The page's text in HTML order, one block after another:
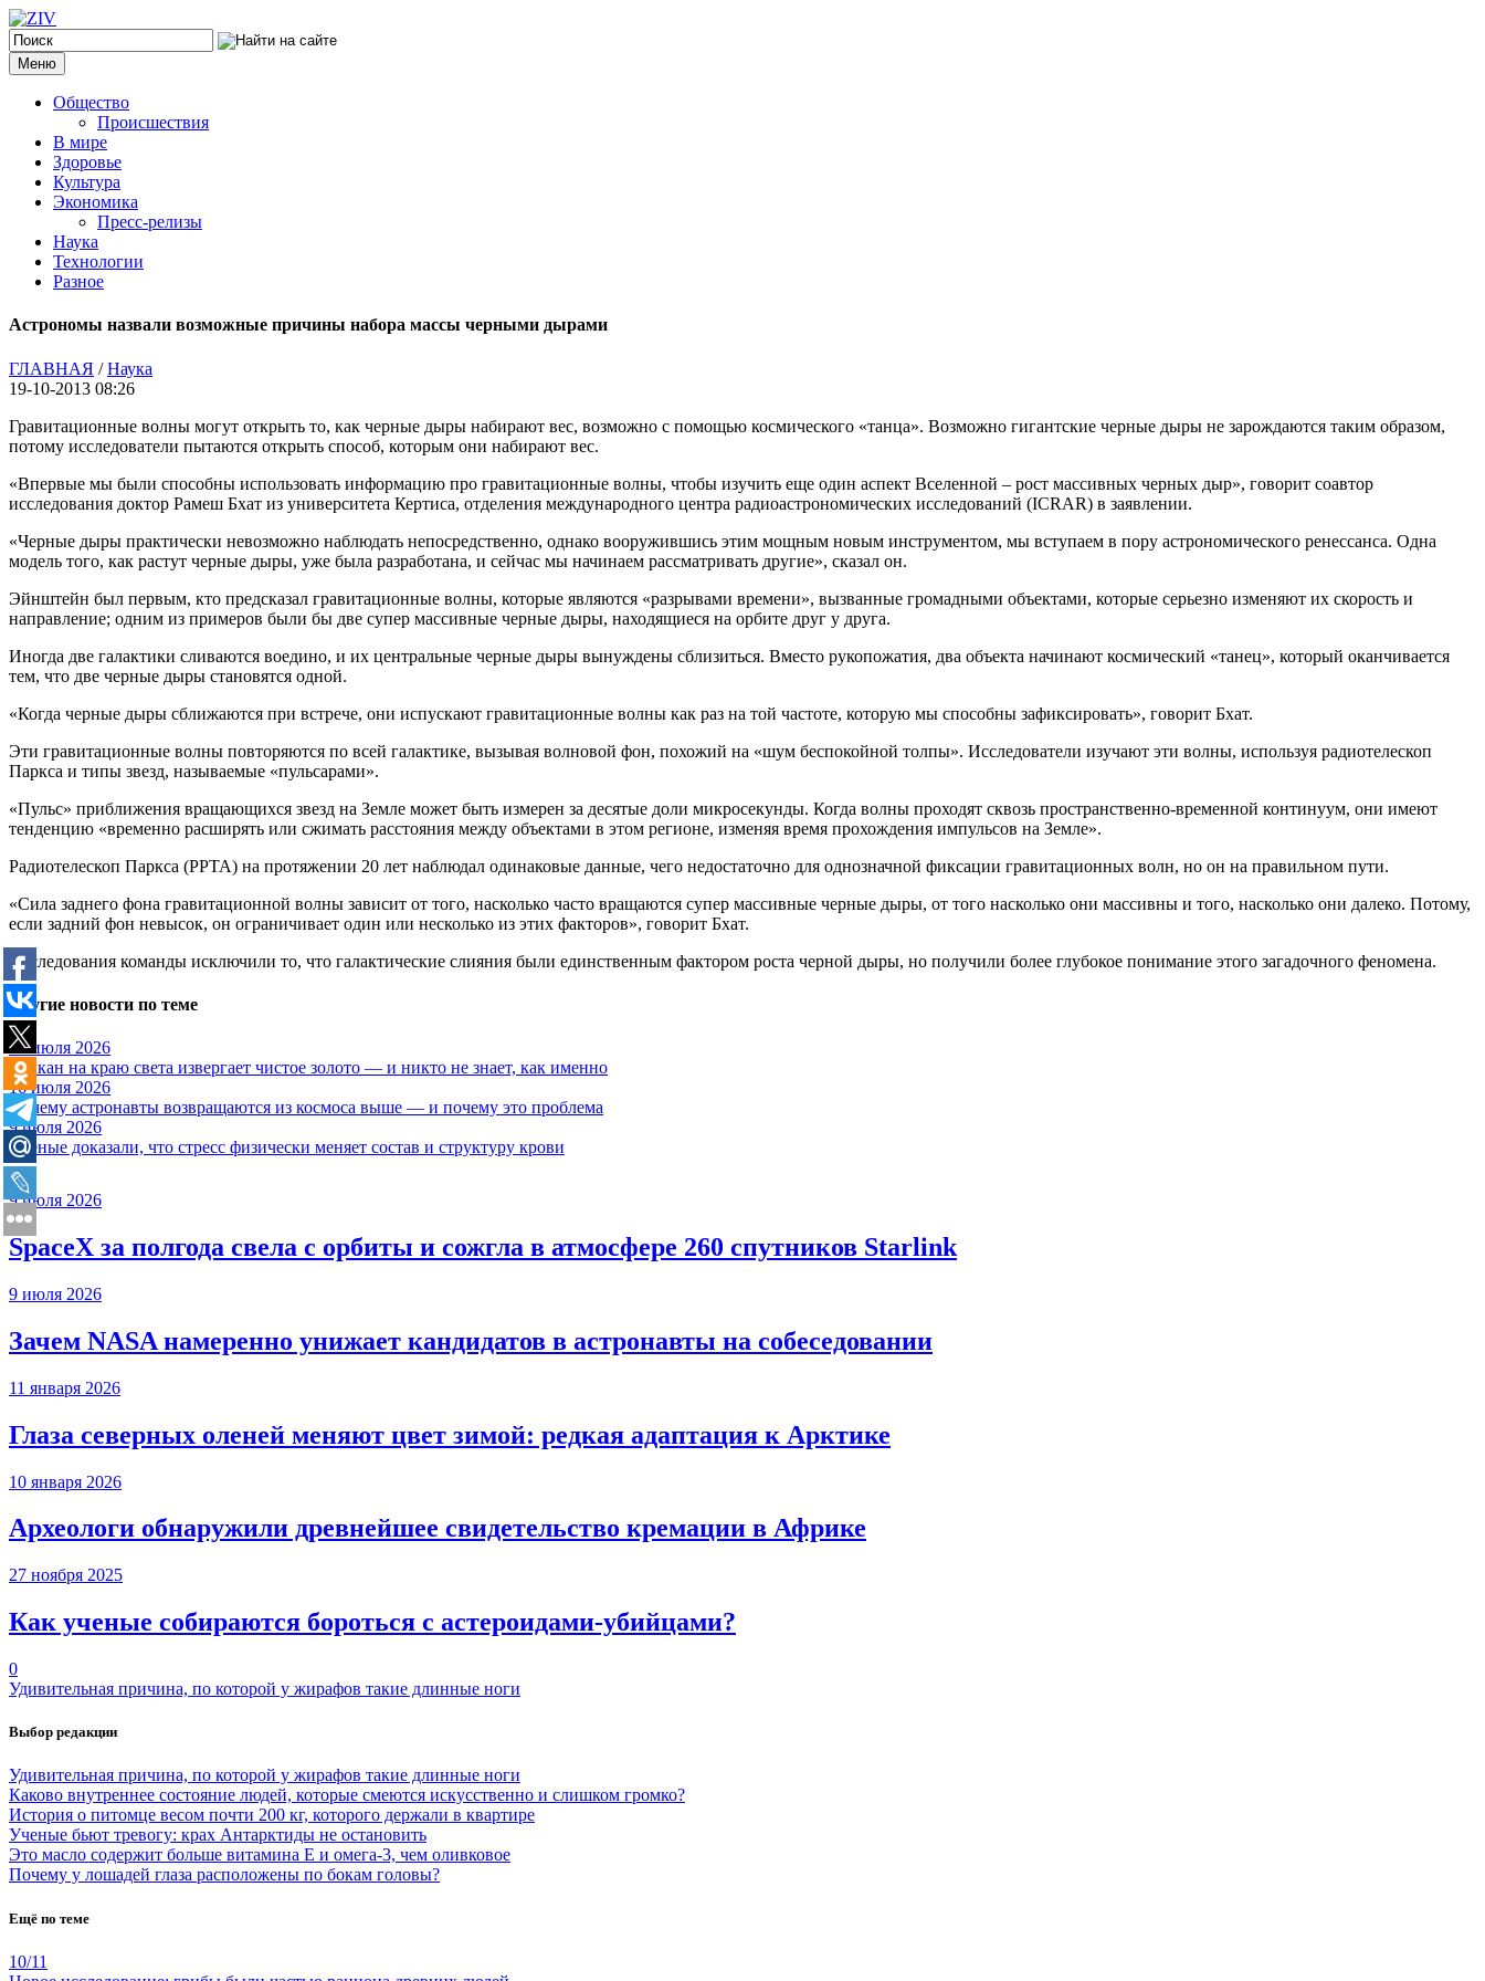
Меню
Общество
Происшествия
В мире
Здоровье
Культура
Экономика
Пресс-релизы
Наука
Технологии
Разное
Астрономы назвали возможные причины набора массы черными дырами
ГЛАВНАЯ /Наука
19-10-2013 08:26
Гравитационные волны могут открыть то, как черные дыры набирают вес, возможно с помощью космического «танца». Возможно гигантские черные дыры не зарождаются таким образом,
потому исследователи пытаются открыть способ, которым они набирают вес.
«Впервые мы были способны использовать информацию про гравитационные волны, чтобы изучить еще один аспект Вселенной – рост массивных черных дыр», говорит соавтор
исследования доктор Рамеш Бхат из университета Кертиса, отделения международного центра радиоастрономических исследований (ICRAR) в заявлении.
«Черные дыры практически невозможно наблюдать непосредственно, однако вооружившись этим мощным новым инструментом, мы вступаем в пору астрономического ренессанса. Одна
модель того, как растут черные дыры, уже была разработана, и сейчас мы начинаем рассматривать другие», сказал он.
Эйнштейн был первым, кто предсказал гравитационные волны, которые являются «разрывами времени», вызванные громадными объектами, которые серьезно изменяют их скорость и
направление; одним из примеров были бы две супер массивные черные дыры, находящиеся на орбите друг у друга.
Иногда две галактики сливаются воедино, и их центральные черные дыры вынуждены сблизиться. Вместо рукопожатия, два объекта начинают космический «танец», который оканчивается
тем, что две черные дыры становятся одной.
«Когда черные дыры сближаются при встрече, они испускают гравитационные волны как раз на той частоте, которую мы способны зафиксировать», говорит Бхат.
Эти гравитационные волны повторяются по всей галактике, вызывая волновой фон, похожий на «шум беспокойной толпы». Исследователи изучают эти волны, используя радиотелескоп
Паркса и типы звезд, называемые «пульсарами».
«Пульс» приближения вращающихся звезд на Земле может быть измерен за десятые доли микросекунды. Когда волны проходят сквозь пространственно-временной континуум, они имеют
тенденцию «временно расширять или сжимать расстояния между объектами в этом регионе, изменяя время прохождения импульсов на Земле».
Радиотелескоп Паркса (PPTA) на протяжении 20 лет наблюдал одинаковые данные, чего недостаточно для однозначной фиксации гравитационных волн, но он на правильном пути.
«Сила заднего фона гравитационной волны зависит от того, насколько часто вращаются супер массивные черные дыры, от того насколько они массивны и того, насколько они далеко. Потому,
если задний фон невысок, он ограничивает один или несколько из этих факторов», говорит Бхат.
Исследования команды исключили то, что галактические слияния были единственным фактором роста черной дыры, но получили более глубокое понимание этого загадочного феномена.
Другие новости по теме
17 июля 2026
Вулкан на краю света извергает чистое золото — и никто не знает, как именно
16 июля 2026
Почему астронавты возвращаются из космоса выше — и почему это проблема
9 июля 2026
Учёные доказали, что стресс физически меняет состав и структуру крови
9 июля 2026
SpaceX за полгода свела с орбиты и сожгла в атмосфере 260 спутников Starlink
9 июля 2026
Зачем NASA намеренно унижает кандидатов в астронавты на собеседовании
11 января 2026
Глаза северных оленей меняют цвет зимой: редкая адаптация к Арктике
10 января 2026
Археологи обнаружили древнейшее свидетельство кремации в Африке
27 ноября 2025
Как ученые собираются бороться с астероидами-убийцами?
0
Удивительная причина, по которой у жирафов такие длинные ноги
Выбор редакции
Удивительная причина, по которой у жирафов такие длинные ноги
Каково внутреннее состояние людей, которые смеются искусственно и слишком громко?
История о питомце весом почти 200 кг, которого держали в квартире
Ученые бьют тревогу: крах Антарктиды не остановить
Это масло содержит больше витамина Е и омега-3, чем оливковое
Почему у лошадей глаза расположены по бокам головы?
Ещё по теме
10/11